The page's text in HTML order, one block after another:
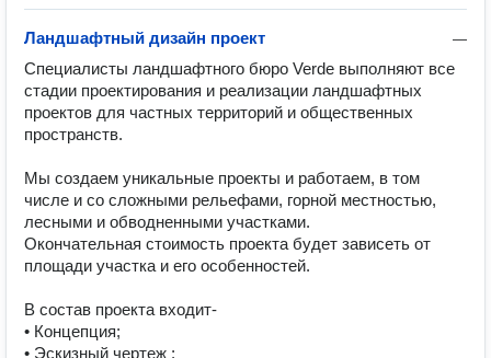
—
Ландшафтный дизайн проект
Специалисты ландшафтного бюро Verde выполняют все
стадии проектирования и реализации ландшафтных
проектов для частных территорий и общественных
пространств.
Мы создаем уникальные проекты и работаем, в том
числе и со сложными рельефами, горной местностью,
лесными и обводненными участками.
Окончательная стоимость проекта будет зависеть от
площади участка и его особенностей.
В состав проекта входит-
• Концепция;
• Эскизный чертеж ;